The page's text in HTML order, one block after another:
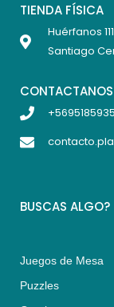
TIENDA FÍSICA
Huérfanos
Santiago
CONTACTANOS
BUSCAS ALGO?
Juegos de Mesa
Puzzles